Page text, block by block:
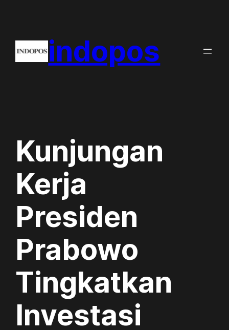
content
indopos
Kunjungan
Kerja
Presiden
Prabowo
Tingkatkan
Investasi